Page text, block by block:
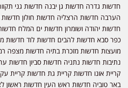
חדשות גדרה חדשות גן יבנה חדשות גני
הערבה חדשות הרצליה חדשות חולון חדשות
חדשות יהודה ושומרון חדשות ים המלח
כפר סבא חדשות להבים חדשות לוד חדשות
מועצות חדשות מזכרת בתיה חדשות מצפה
נתיבות חדשות נתניה חדשות סביון חדשות
קריית אונו חדשות קריית גת חדשות קריית
באר טוביה חדשות ראש העין חדשות ראשון